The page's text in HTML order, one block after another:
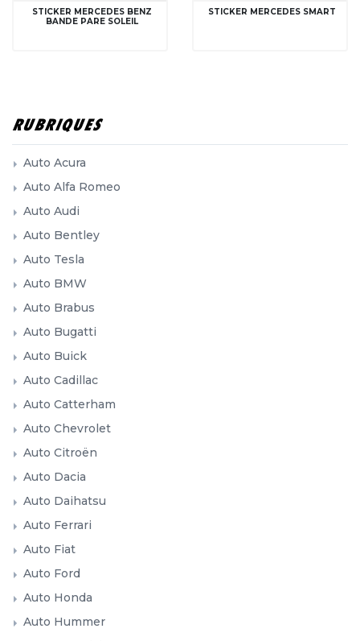
STICKER MERCEDES BENZ
BANDE PARE SOLEIL
STICKER MERCEDES SMART
RUBRIQUES
Auto Acura
Auto Alfa Romeo
Auto Audi
Auto Bentley
Auto Tesla
Auto BMW
Auto Brabus
Auto Bugatti
Auto Buick
Auto Cadillac
Auto Catterham
Auto Chevrolet
Auto Citroën
Auto Dacia
Auto Daihatsu
Auto Ferrari
Auto Fiat
Auto Ford
Auto Honda
Auto Hummer